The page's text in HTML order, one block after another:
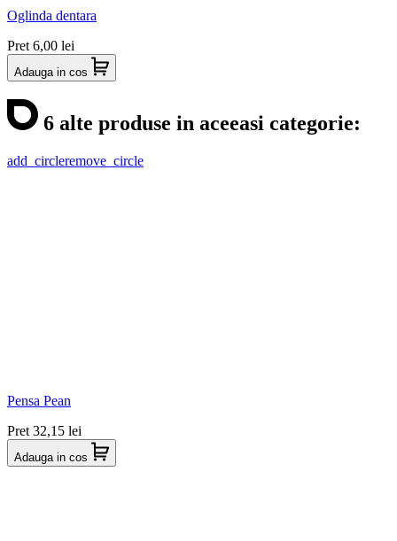
Oglinda dentara
Pret 6,00 lei
Adauga in cos
6 alte produse in aceeasi categorie:
add_circleremove_circle
Pensa Pean
Pret 32,15 lei
Adauga in cos